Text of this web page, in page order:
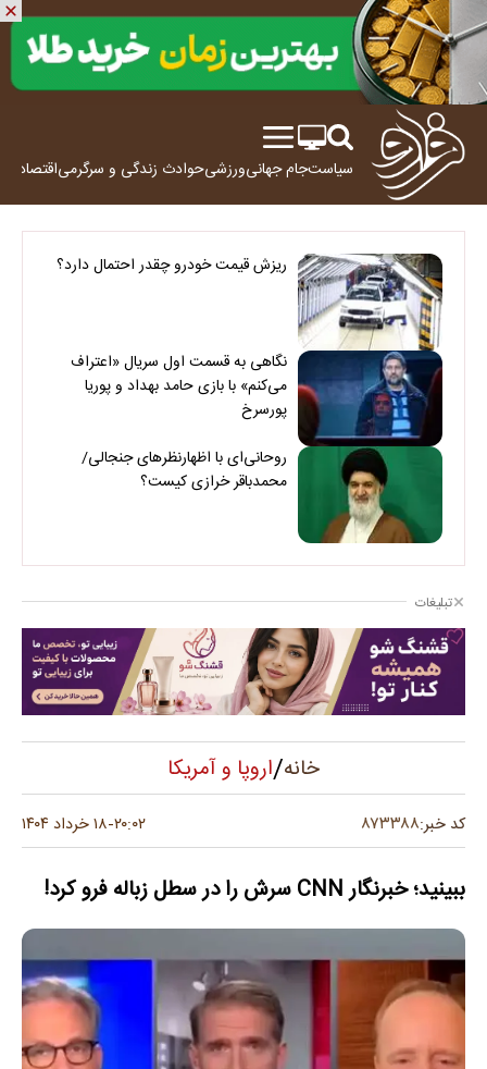
سیاستجام جهانیورزشیحوادث زندگی و سرگرمیاقتصاد
ریزش قیمت خودرو چقدر احتمال دارد؟
نگاهی به قسمت اول سریال «اعتراف
می‌کنم» با بازی حامد بهداد و پوریا
پورسرخ
روحانی‌ای با اظهارنظرهای جنجالی/
محمدباقر خرازی کیست؟
تبلیغات
خانه/اروپا و آمریکا
کد خبر:۸۷۳۳۸۸ ۲۰:۰۲-۱۸ خرداد ۱۴۰۴
ببینید؛ خبرنگار CNN سرش را در سطل زباله فرو کرد!